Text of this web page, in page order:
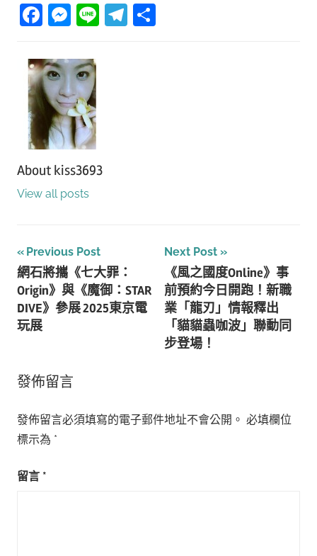
Facebook
Messenger
LineTelegram
About kiss3693
View all posts
文
章
導
覽
Previous Post
網石將攜《七大罪：
Origin》與《魔御：STAR
DIVE》參展 2025東京電
玩展
Next Post
《風之國度Online》事
前預約今日開跑！新職
業「龍刃」情報釋出
「貓貓蟲咖波」聯動同
步登場！
發佈留言
發佈留言必須填寫的電子郵件地址不會公開。 必填欄位
標示為 *
留言 *